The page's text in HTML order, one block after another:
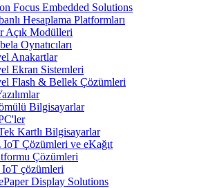
Focus Embedded Solutions
Hesaplama Platformları
Açık Modülleri
Oynatıcıları
Anakartlar
Ekran Sistemleri
Flash & Bellek Çözümleri
Bilgisayarlar
Kartlı Bilgisayarlar
IoT Çözümleri ve eKağıt
Çözümleri
çözümleri
Display Solutions